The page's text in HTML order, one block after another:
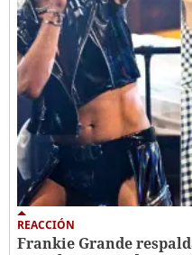
REACCIÓN
Frankie Grande